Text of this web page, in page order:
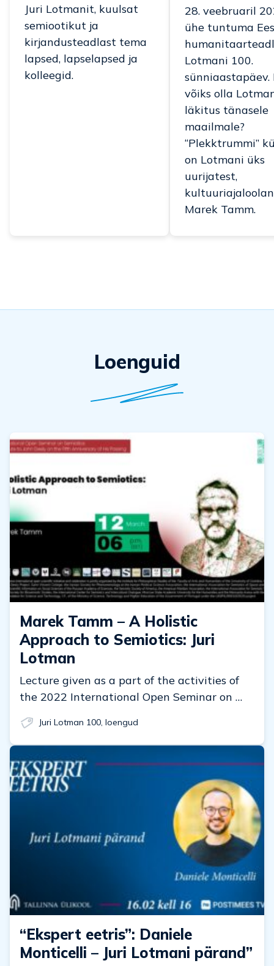
Juri Lotmanit, kuulsat
semiootikut ja
kirjandusteadlast tema
lapsed, lapselapsed ja
kolleegid.
28. veebruaril
ühe tuntuma
Lotmani 100.
sünniaastapäev.
võiks olla
läkitus tänasele
maailmale?
“Plekktrummi”
on Lotmani üks
uurijatest,
Marek Tamm.
Loenguid
Marek Tamm – A Holistic
Approach to Semiotics: Juri
Lotman
Lecture given as a part of the activities of
the 2022 International Open Seminar on …
Juri Lotman 100, loengud
“Ekspert eetris”: Daniele
Monticelli – Juri Lotmani pärand”